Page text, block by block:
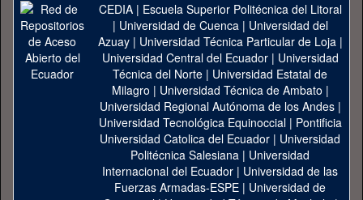
CEDIA| Escuela Superior Politécnica del Litoral
| Universidad de Cuenca| Universidad del
Azuay| Universidad Técnica Particular de Loja|
Universidad Central del Ecuador| Universidad
Técnica del Norte | Universidad Estatal de
Milagro | Universidad Técnica de Ambato |
Universidad Regional Autónoma de los Andes|
Universidad Tecnológica Equinoccial| Pontificia
Universidad Catolica del Ecuador | Universidad
Politécnica Salesiana | Universidad
Internacional del Ecuador | Universidad de las
Fuerzas Armadas-ESPE | Universidad de